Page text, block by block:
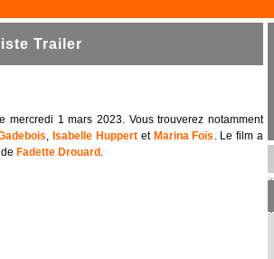
Trailer
mercredi 1 mars 2023. Vous trouverez notamment
, Isabelle Huppertet Marina Foïs . Le film a
Fadette Drouard .